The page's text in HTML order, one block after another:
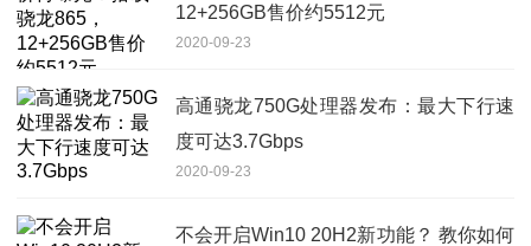
12+256GB售价约5512元
2020-09-23
高通骁龙750G处理器发布：最大下行速
度可达3.7Gbps
2020-09-23
不会开启Win10 20H2新功能？ 教你如何